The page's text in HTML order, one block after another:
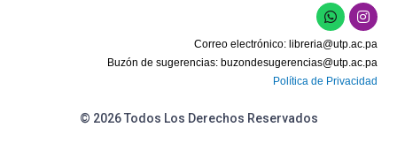
Correo electrónico: libreria@utp.ac.pa
Buzón de sugerencias: buzondesugerencias@utp.ac.pa
Política de Privacidad
© 2026 Todos Los Derechos Reservados